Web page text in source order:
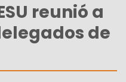
reunió a
de